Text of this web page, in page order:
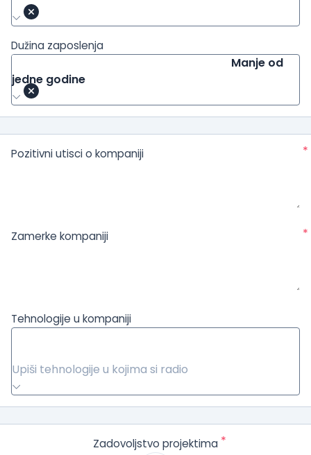
Dužina zaposlenja
Manje od
jedne godine
Pozitivni utisci o kompaniji *
Zamerke kompaniji *
Tehnologije u kompaniji
Upiši tehnologije u kojima si radio
Zadovoljstvo projektima *